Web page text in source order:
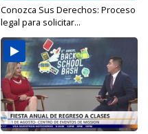
Conozca Sus Derechos: Proceso
legal para solicitar...